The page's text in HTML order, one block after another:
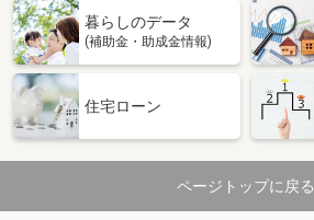
暮らしのデータ
(補助金・助成金情報)
住宅ローン
ページトップに戻る